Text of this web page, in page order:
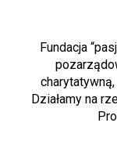
Fundacja
Działamy na